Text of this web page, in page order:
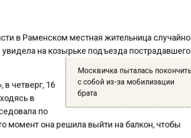
увидела на козырьке подъезда пострадавшего
с собой из-за мобилизации
брата
в
по
момент она решила выйти на балкон, чтобы